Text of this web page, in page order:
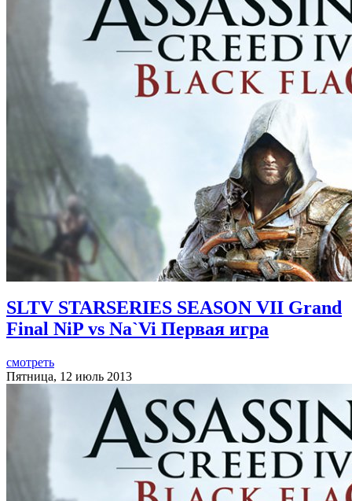
SLTV STARSERIES SEASON VII Grand
Final NiP vs Na`Vi Первая игра
смотреть
Пятница, 12 июль 2013